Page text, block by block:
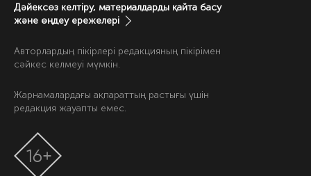
Дәйексөз келтіру, материалдарды қайта басу
және өңдеу ережелері
Авторлардың пікірлері редакцияның пікірімен
сәйкес келмеуі мүмкін.
Жарнамалардағы ақпараттың растығы үшін
редакция жауапты емес.
16+